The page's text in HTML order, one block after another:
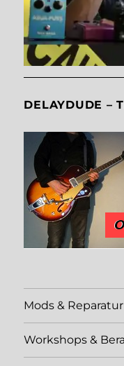
DELAYDUDE –
Mods & Reparatur
Workshops &